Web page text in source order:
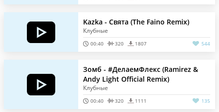
Kazka - Свята (The Faino Remix)
Клубные
00:40 320 1807 544
Зомб - #ДелаемФлекс (Ramirez &
Andy Light Official Remix)
Клубные
00:40 320 1111 135